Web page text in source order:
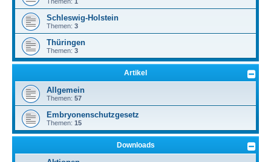
Schleswig-Holstein
Themen: 3
Thüringen
Themen: 3
Artikel
Allgemein
Themen: 57
Embryonenschutzgesetz
Themen: 15
Downloads